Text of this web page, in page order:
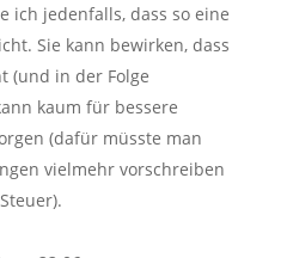
ich jedenfalls, dass so eine
Sie kann bewirken, dass
(und in der Folge
kaum für bessere
(dafür müsste man
vielmehr vorschreiben